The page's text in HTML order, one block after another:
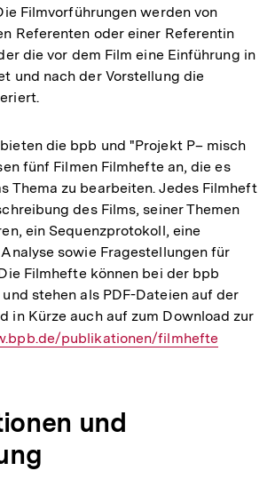
Filmvorführungen werden von
Referenten oder einer Referentin
die vor dem Film eine Einführung in
und nach der Vorstellung die
die bpb und "Projekt P– misch
fünf Filmen Filmhefte an, die es
Thema zu bearbeiten. Jedes Filmheft
des Films, seiner Themen
ein Sequenzprotokoll, eine
sowie Fragestellungen für
Filmhefte können bei der bpb
stehen als PDF-Dateien auf der
in Kürze auch auf zum Download zur
publikationen/filmhefte
und